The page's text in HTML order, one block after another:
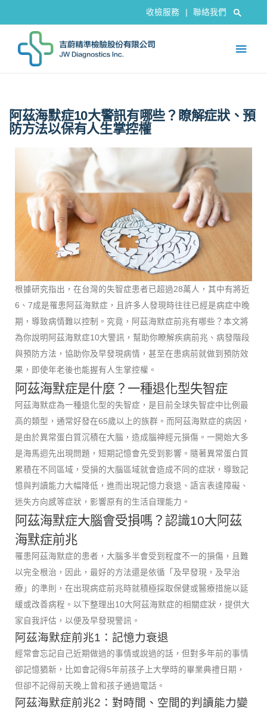
收檢服務 聯絡我們
阿茲海默症10大警訊有哪些？瞭解症狀、預
防方法以保有人生掌控權
根據研究指出，在台灣的失智症患者已超過28萬人，其中有將近
6、7成是罹患阿茲海默症，且許多人發現時往往已經是病症中晚
期，導致病情難以控制。究竟，阿茲海默症前兆有哪些？本文將
為你說明阿茲海默症10大警訊，幫助你瞭解疾病前兆、病發階段
與預防方法，協助你及早發現病情，甚至在患病前就做到預防效
果，即使年老後也能握有人生掌控權。
阿茲海默症是什麼？一種退化型失智症
阿茲海默症為一種退化型的失智症，是目前全球失智症中比例最
高的類型，通常好發在65歲以上的族群。而阿茲海默症的病因，
是由於異常蛋白質沉積在大腦，造成腦神經元損傷。一開始大多
是海馬迴先出現問題，短期記憶會先受到影響。隨著異常蛋白質
累積在不同區域，受損的大腦區域就會造成不同的症狀，導致記
憶與判讀能力大幅降低，進而出現記憶力衰退、語言表達障礙、
迷失方向感等症狀，影響原有的生活自理能力。
阿茲海默症大腦會受損嗎？認識10大阿茲
海默症前兆
罹患阿茲海默症的患者，大腦多半會受到程度不一的損傷，且難
以完全根治，因此，最好的方法還是依循「及早發現，及早治
療」的準則，在出現病症前兆時就積極採取保健或醫療措施以延
緩或改善病程。以下整理出10大阿茲海默症的相關症狀，提供大
家自我評估，以便及早發現警訊。
阿茲海默症前兆1：記憶力衰退
經常會忘記自己近期做過的事情或說過的話，但對多年前的事情
卻記憶猶新，比如會記得5年前孩子上大學時的畢業典禮日期，
但卻不記得前天晚上曾和孩子通過電話。
阿茲海默症前兆2：對時間、空間的判讀能力變